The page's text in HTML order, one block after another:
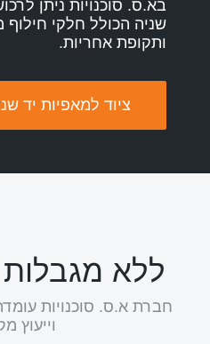
בא.ס. סוכנויות ניתן
שניה הכולל חלקי חילוף
ותקופת אחריות.
ציוד למאפיות יד
ללא
חברת א.ס. סוכנויות
וייעוץ